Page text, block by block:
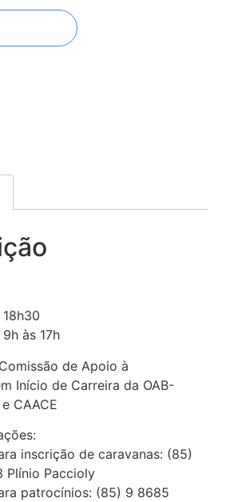
às 17h
de Apoio à
Início de Carreira da OAB-
CAACE
inscrição de caravanas: (85)
Plínio Paccioly
patrocínios: (85) 9 8685